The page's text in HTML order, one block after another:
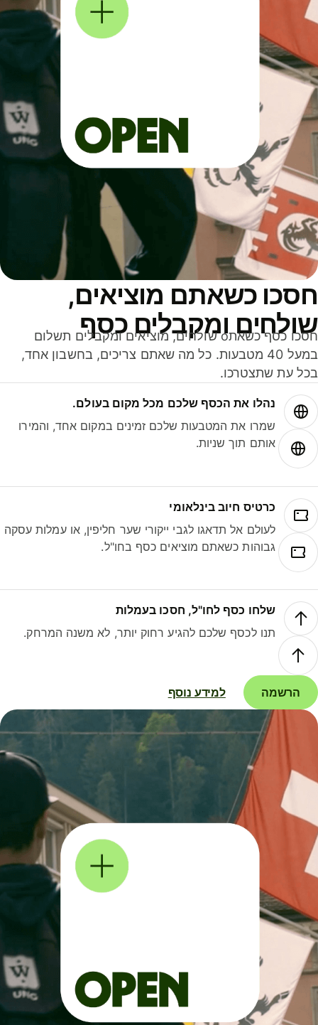
כשאתם מוציאים,
ומקבלים כסף
חסכו כסף כשאתo שולחים, מוציאים ומקבלים תשלום
במעל 40 מטבעות. כל מה שאתם צריכים, בחשבון אחד,
עת שתצטרכו.
נהלו את הכסף שלכם מכל מקום בעולם.
שמרו את המטבעות שלכם זמינים במקום אחד, והמירו
אותם תוך שניות.
כרטיס חיוב בינלאומי
לעולם אל תדאגו לגבי ייקורי שער חליפין, או עמלות עסקה
גבוהות כשאתם מוציאים כסף בחו"ל.
שלחו כסף לחו"ל, חסכו בעמלות
תנו לכסף שלכם להגיע רחוק יותר, לא משנה המרחק.
הרשמה למידע נוסף